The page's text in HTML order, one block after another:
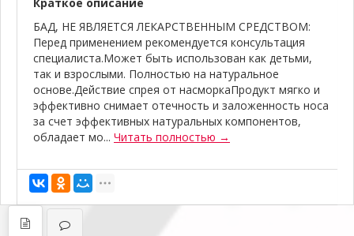
БАД, НЕ ЯВЛЯЕТСЯ ЛЕКАРСТВЕННЫМ СРЕДСТВОМ:
Перед применением рекомендуется консультация
специалиста.Может быть использован как детьми,
так и взрослыми. Полностью на натуральное
основе.Действие спрея от насморкаПродукт мягко и
эффективно снимает отечность и заложенность носа
за счет эффективных натуральных компонентов,
обладает мо... Читать полностью →